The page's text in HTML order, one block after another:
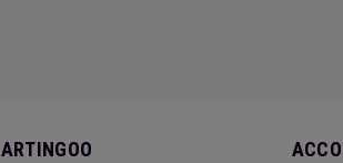
ARTINGOO